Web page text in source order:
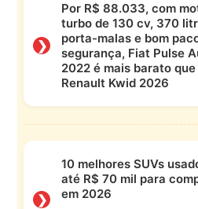
❯
Por R$ 88.033, com
turbo de 130 cv, 370
porta-malas e bom
segurança, Fiat Pulse
2022 é mais barato que
Renault Kwid 2026
❯
10 melhores SUVs
até R$ 70 mil para
em 2026